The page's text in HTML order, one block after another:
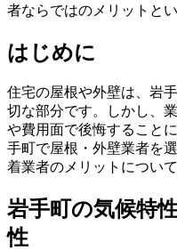
者ならではのメリットと
はじめに
住宅の屋根や外壁は、岩
切な部分です。しかし、
や費用面で後悔すること
手町で屋根・外壁業者を
着業者のメリットについ
岩手町の気候特
性